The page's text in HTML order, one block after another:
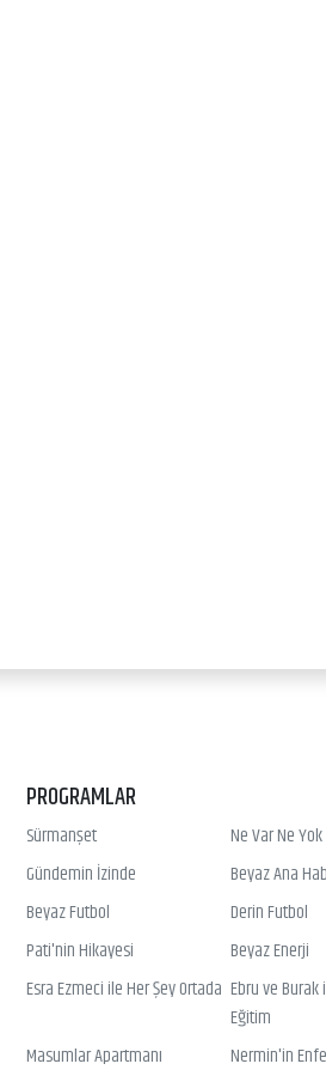
PROGRAMLAR
Sürmanşet Ne Var Ne Yok
Gündemin İzinde
Beyaz Ana
Beyaz Futbol
Derin Futbol
Pati'nin Hikayesi
Beyaz Enerji
Esra Ezmeci ile Her Şey Ortada Ebru ve Burak
Eğitim
Masumlar Apartmanı Nermin'in